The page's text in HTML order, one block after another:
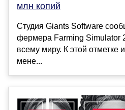
млн копий
Студия Giants Software
фермера Farming Simulator
всему миру. К этой отметке
мене...